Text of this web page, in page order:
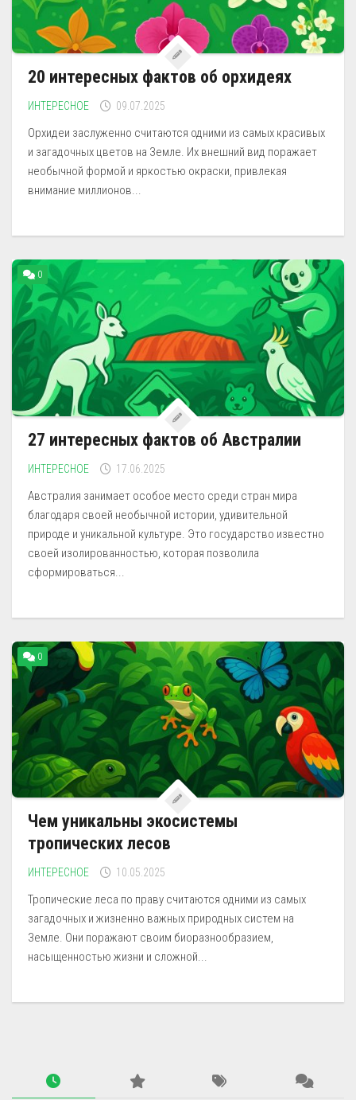
20 интересных фактов об орхидеях
ИНТЕРЕСНОЕ 09.07.2025
Орхидеи заслуженно считаются одними из самых красивых
и загадочных цветов на Земле. Их внешний вид поражает
необычной формой и яркостью окраски, привлекая
внимание миллионов...
0
27 интересных фактов об Австралии
ИНТЕРЕСНОЕ 17.06.2025
Австралия занимает особое место среди стран мира
благодаря своей необычной истории, удивительной
природе и уникальной культуре. Это государство известно
своей изолированностью, которая позволила
сформироваться...
0
Чем уникальны экосистемы
тропических лесов
ИНТЕРЕСНОЕ 10.05.2025
Тропические леса по праву считаются одними из самых
загадочных и жизненно важных природных систем на
Земле. Они поражают своим биоразнообразием,
насыщенностью жизни и сложной...